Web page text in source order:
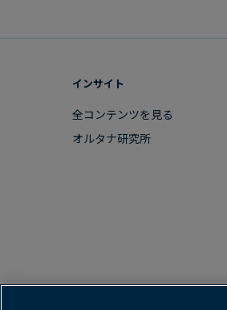
インサイト
全コンテンツを​見る
オルタナ研究所